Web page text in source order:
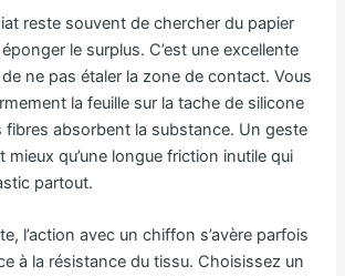
reste souvent de chercher du papier
le surplus. C’est une excellente
ne pas étaler la zone de contact. Vous
la feuille sur la tache de silicone
fibres absorbent la substance. Un geste
mieux qu’une longue friction inutile qui
partout.
l’action avec un chiffon s’avère parfois
à la résistance du tissu. Choisissez un